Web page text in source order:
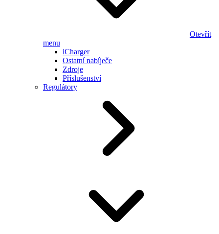
Otevřít
menu
iCharger
Ostatní nabíječe
Zdroje
Příslušenství
Regulátory